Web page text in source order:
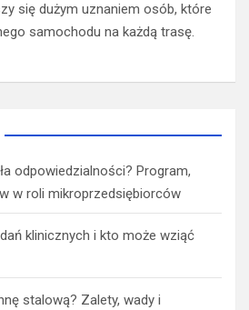
się dużym uznaniem osób, które
samochodu na każdą trasę.
odpowiedzialności? Program,
w roli mikroprzedsiębiorców
klinicznych i kto może wziąć
stalową? Zalety, wady i